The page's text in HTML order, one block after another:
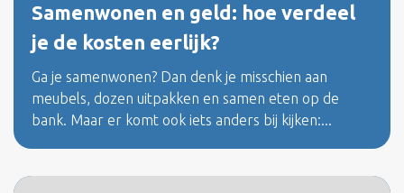
Samenwonen en geld: hoe verdeel
je de kosten eerlijk?
Ga je samenwonen? Dan denk je misschien aan
meubels, dozen uitpakken en samen eten op de
bank. Maar er komt ook iets anders bij kijken:...